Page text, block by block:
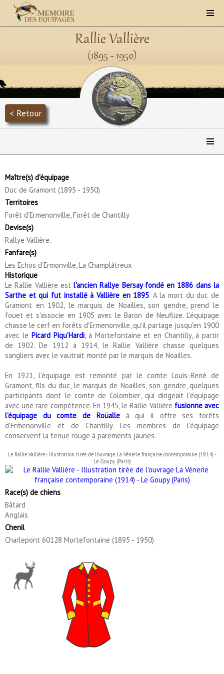
Rallie Vallière
(1895 - 1950)
< Retour
Maître(s) d'équipage
Duc de Gramont (1895 - 1950)
Territoires
Forêt d'Ermenonville, Forêt de Chantilly
Devise(s)
Rallye Vallière.
Fanfare(s)
Les Echos d’Ermonville, La Champlâtreux
Historique
Le Rallie Vallière estl'ancien Rallye Bersay fondé en 1886 dans la
Sarthe et qui fut installé à Vallière en 1895. A la mort du duc de
Gramont en 1902, le marquis de Noailles, son gendre, prend le
fouet et s'associe en 1905 avec le Baron de Neuflize. L'équipage
chasse le cerf en forêts d'Ermenonville, qu'il partage jusqu'en 1900
avec le Picard Piqu'Hardi, à Mortefontaine et en Chantilly, à partir
de 1902. De 1912 à 1914, le Rallie Vallière chasse quelques
sangliers avec le vautrait monté par le marquis de Noailles.
En 1921, l'équipage est remonté par le comte Louis-René de
Gramont, fils du duc, le marquis de Noailles, son gendre, quelques
participants dont le comte de Colombier, qui dirigeait l'équipage
avec une rare compétence. En 1945, le Rallie Vallière fusionne avec
l'équipage du comte de Roüalleà qui il offre ses forêts
d'Ermenonville et de Chantilly. Les membres de l'équipage
conservent la tenue rouge à parements jaunes.
Le Rallie Vallière - Illustration tirée de l'ouvrage La Vénerie française contemporaine (1914) -
Le Goupy (Paris)
Race(s) de chiens
Bâtard
Anglais
Chenil
Charlepont 60128 Mortefontaine (1895 - 1950)